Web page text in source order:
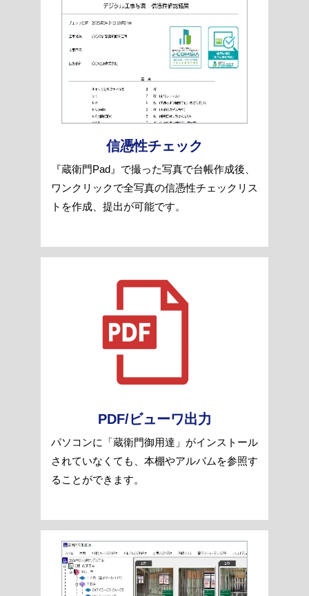
信憑性チェック
『蔵衛門Pad』で撮った写真で台帳作成後、
ワンクリックで全写真の信憑性チェックリス
トを作成、提出が可能です。
PDF/ビューワ出力
パソコンに「蔵衛門御用達」がインストール
されていなくても、本棚やアルバムを参照す
ることができます。